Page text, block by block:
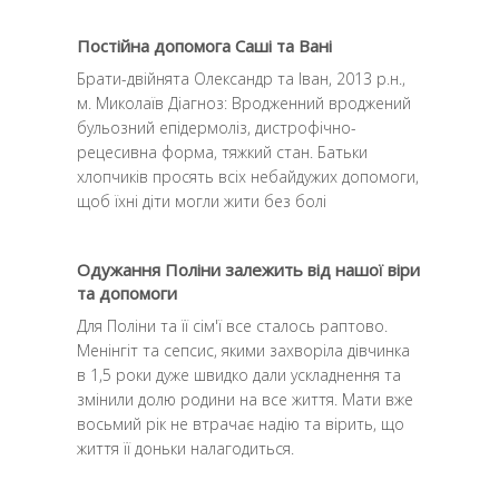
Постійна допомога Саші та Вані
Брати-двійнята Олександр та Іван, 2013 р.н.,
м. Миколаїв Діагноз: Вродженний вроджений
бульозний епідермоліз, дистрофічно-
рецесивна форма, тяжкий стан. Батьки
хлопчиків просять всіх небайдужих допомоги,
щоб їхні діти могли жити без болi
Одужання Поліни залежить від нашої віри
та допомоги
Для Поліни та її сім'ї все сталось раптово.
Менінгіт та сепсис, якими захворіла дівчинка
в 1,5 роки дуже швидко дали ускладнення та
змінили долю родини на все життя. Мати вже
восьмий рік не втрачає надію та вірить, що
життя її доньки налагодиться.